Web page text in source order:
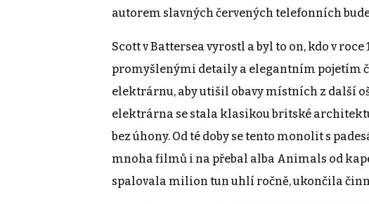
autorem slavných červených telefonních
Scott v Battersea vyrostl a byl to on, kdo v
promyšlenými detaily a elegantním pojetím
elektrárnu, aby utišil obavy místních z další
elektrárna se stala klasikou britské
bez úhony. Od té doby se tento monolit s
mnoha filmů i na přebal alba Animals od
spalovala milion tun uhlí ročně, ukončila